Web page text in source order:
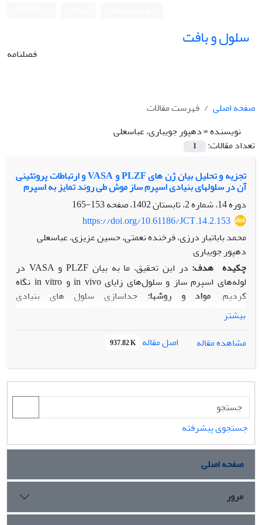
سلول و بافت
فصلنامه
صفحه اصلی
فهرست مقالات
نویسنده =دهپور جویباری، عباسعلی
تعداد مقالات:
1
تجزیه و تحلیل بیان ژن های PLZF و VASA و ارتباطات پروتئینی
آن در سلول‫های بنیادی اسپرم ساز موش طی روند تمایز به اسپرم‬‬‬‬‬‬‬
دوره 14، شماره 2، تابستان 1402، صفحه
153-165
https://doi.org/10.61186/JCT.14.2.153
محمد باباتبار درزی، فرخنده نعمتی، حسین عزیزی، عباسعلی
دهپور جویباری
چکیده هدف:
در این تحقیق، ما به بیان PLZF و VASA در
لوله‌های اسپرم ساز و سلول‌های زایای in vivo و in vitro نگاه
کردیم. مواد و روشها: جداسازی سلول های بنیادی
بیضه موش استفاده شد.
سلول‌های اسپرماتوگونیال تمایز نیافته به شدت PLZF را بیان
می‌کنند، سایر سلول‌های زاینده واقع در لوله لوله اسپرم ساز برای
این نشانگر منفی بودند. از سوی دیگر، سلول‌های زایا نزدیک
حالی‫که سلول‌های زایای تمایز نیافته واقع در غشای پایه منفی
تمایز نیافته جدا شده در مقایسه با سلول‫های زایای تمایز یافته بود.
VASA را در سلول‌های بنیادی اسپرماتوگونیال در مقایسه با
سلول‌های تمایز یافته نشان داد و همچنین بیان PLZF را در
اسپرماتوگونی تمایز نیافته نشان داد.
بیشتر
مشاهده مقاله
اصل مقاله 937.82 K
جستجوی پیشرفته
صفحه اصلی
مرور